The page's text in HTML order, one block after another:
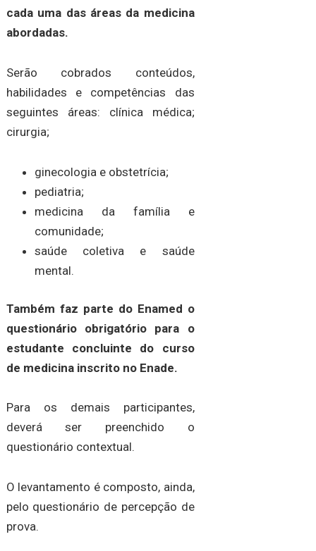
cada uma das áreas da medicina
abordadas.
Serão cobrados conteúdos,
habilidades e competências das
seguintes áreas: clínica médica;
cirurgia;
ginecologia e obstetrícia;
pediatria;
medicina da família e
comunidade;
saúde coletiva e saúde
mental.
Também faz parte do Enamed o
questionário obrigatório para o
estudante concluinte do curso
de medicina inscrito no Enade.
Para os demais participantes,
deverá ser preenchido o
questionário contextual.
O levantamento é composto, ainda,
pelo questionário de percepção de
prova.